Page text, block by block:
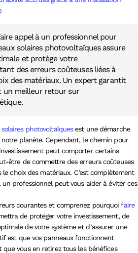
appel à un professionnel pour
solaires photovoltaïques assure
et protège votre
des erreurs coûteuses liées à
des matériaux. Un expert garantit
un meilleur retour sur
photovoltaïquesest une démarche
planète. Cependant, le chemin pour
peut comporter certains
être de commettre des erreurs coûteuses
le choix des matériaux. C’est complètement
un professionnel peut vous aider à éviter ces
courantes et comprenez pourquoifaire
de protéger votre investissement, de
de votre système et d’assurer une
est que vos panneaux fonctionnent
vous en retirez tous les bénéfices